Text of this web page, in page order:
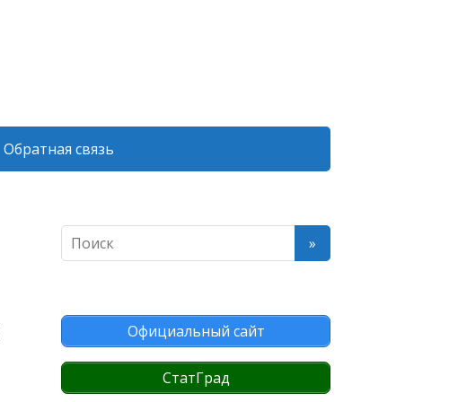
Обратная связь
Официальный сайт
СтатГрад